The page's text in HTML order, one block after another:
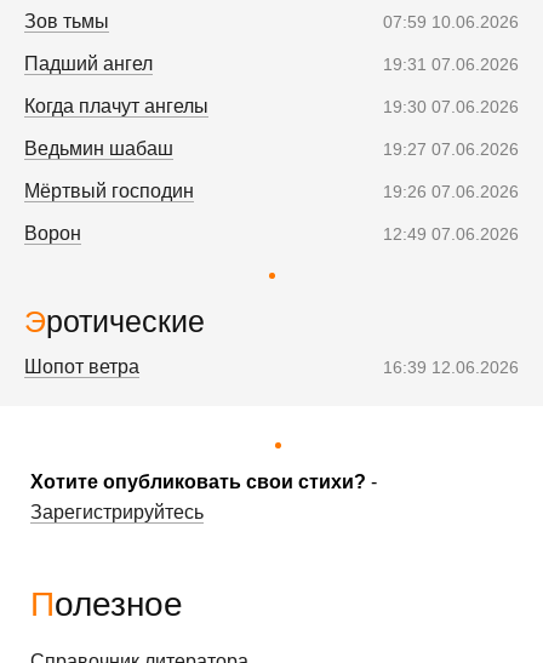
Хотите опубликовать свои стихи? -
Зарегистрируйтесь
Зов тьмы 07:59 10.06.2026
Падший ангел 19:31 07.06.2026
Когда плачут ангелы 19:30 07.06.2026
Ведьмин шабаш 19:27 07.06.2026
Мёртвый господин 19:26 07.06.2026
Ворон 12:49 07.06.2026
Эротические
Шопот ветра 16:39 12.06.2026
Полезное